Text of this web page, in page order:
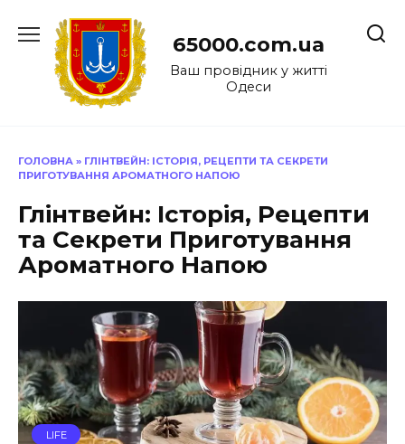
до
65000.com.ua
Ваш провідник у житті
Одеси
ГОЛОВНА » ГЛІНТВЕЙН: ІСТОРІЯ, РЕЦЕПТИ ТА СЕКРЕТИ
ПРИГОТУВАННЯ АРОМАТНОГО НАПОЮ
Глінтвейн: Історія, Рецепти
та Секрети Приготування
Ароматного Напою
LIFE